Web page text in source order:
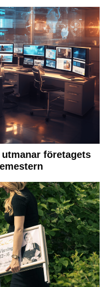
företagets